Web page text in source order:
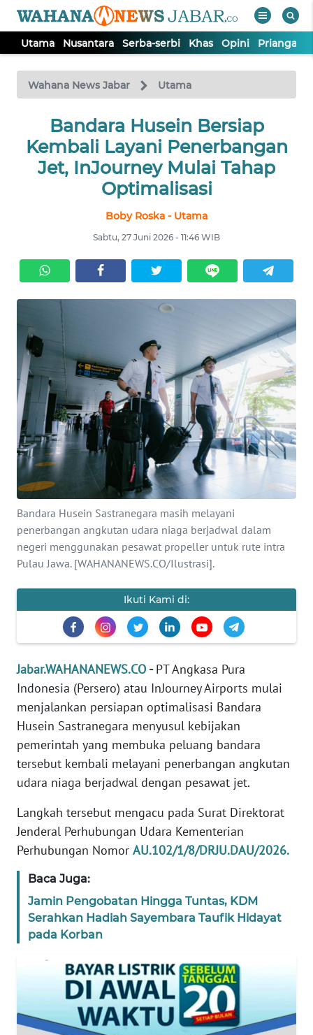
Utama Nusantara Serba-serbi Khas Opini Priangan
Wahana News Jabar Utama
Bandara Husein Bersiap
Kembali Layani Penerbangan
Jet, InJourney Mulai Tahap
Optimalisasi
Boby Roska - Utama
Sabtu, 27 Juni 2026 - 11:46 WIB
Bandara Husein Sastranegara masih melayani
penerbangan angkutan udara niaga berjadwal dalam
negeri menggunakan pesawat propeller untuk rute intra
Pulau Jawa. [WAHANANEWS.CO/Ilustrasi].
Ikuti Kami di:
Jabar.WAHANANEWS.CO -PT Angkasa Pura
Indonesia (Persero) atau InJourney Airports mulai
menjalankan persiapan optimalisasi Bandara
Husein Sastranegara menyusul kebijakan
pemerintah yang membuka peluang bandara
tersebut kembali melayani penerbangan angkutan
udara niaga berjadwal dengan pesawat jet.
Langkah tersebut mengacu pada Surat Direktorat
Jenderal Perhubungan Udara Kementerian
Perhubungan Nomor AU.102/1/8/DRJU.DAU/2026.
Baca Juga:
Jamin Pengobatan Hingga Tuntas, KDM
Serahkan Hadiah Sayembara Taufik Hidayat
pada Korban
TV
Tutup
UTAMA
NUSANTARA
KHAS
OPINI
PRIANGAN
TIMUR
SUKABUMI
PURWAKARTA
Informasi
INDEKS
BERITA
KONTAK
KAMI
KAMI
PEDOMAN
MEDIA
SIBER
REDAKSI
KARIR
DISCLAIMER
Wahana
Regional
SUMUT